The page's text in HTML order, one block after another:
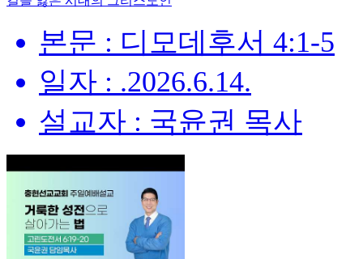
본문 : 디모데후서 4:1-5
일자 : .2026.6.14.
설교자 : 국윤권 목사